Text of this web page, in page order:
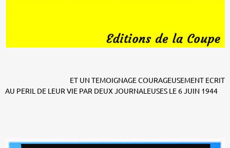
ET UN TEMOIGNAGE COURAGEUSEMENT ECRIT
AU PERIL DE LEUR VIE PAR DEUX JOURNALEUSES LE 6 JUIN 1944